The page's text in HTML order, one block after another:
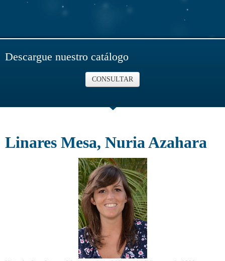
Descargue nuestro catálogo
CONSULTAR
Linares Mesa, Nuria Azahara